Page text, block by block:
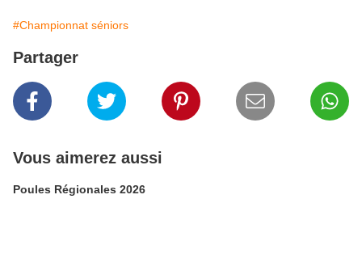
#Championnat séniors
Partager
Vous aimerez aussi
Poules Régionales 2026